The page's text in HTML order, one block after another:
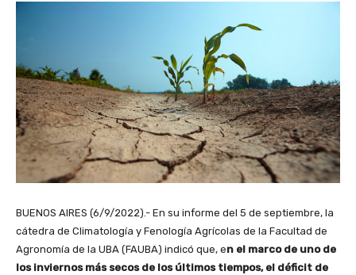
BUENOS AIRES (6/9/2022).- En su informe del 5 de septiembre, la
cátedra de Climatología y Fenología Agrícolas de la Facultad de
Agronomía de la UBA (FAUBA) indicó que, en el marco de uno de
los inviernos más secos de los últimos tiempos, el déficit de